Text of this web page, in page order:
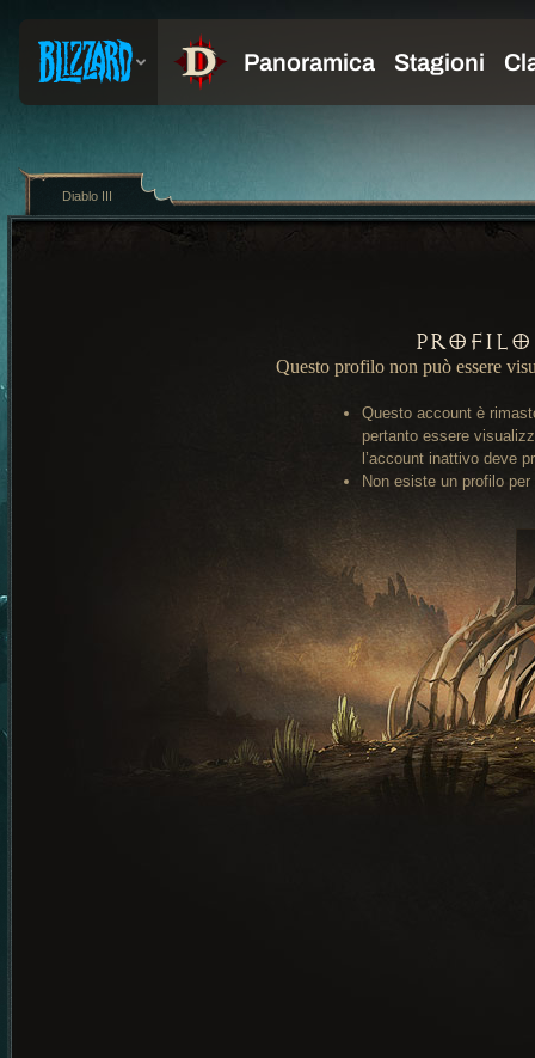
Profilo
Questo profilo non può essere
Questo account è
pertanto essere
l’account inattivo deve
Non esiste un profilo
Diablo III